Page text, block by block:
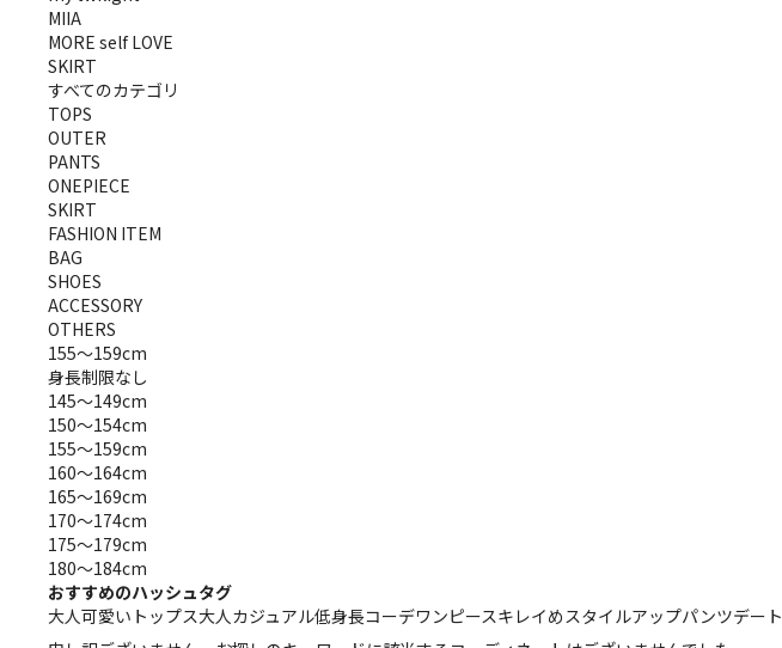
MIIA
MORE self LOVE
SKIRT
すべてのカテゴリ
TOPS
OUTER
PANTS
ONEPIECE
SKIRT
FASHION ITEM
BAG
SHOES
ACCESSORY
OTHERS
155～159cm
身長制限なし
145～149cm
150～154cm
155～159cm
160～164cm
165～169cm
170～174cm
175～179cm
180～184cm
おすすめのハッシュタグ
大人可愛い トップス大人カジュアル低身長コーデワンピースキレイめスタイルアップパンツデート